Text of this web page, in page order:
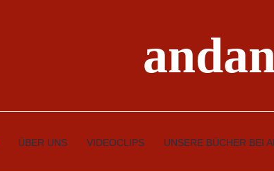
ÜBER UNS VIDEOCLIPS UNSERE BÜCHER BEI